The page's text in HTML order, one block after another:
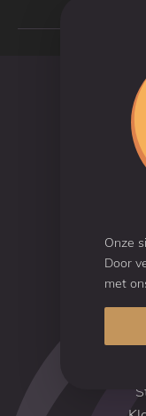
Onze
Door
met